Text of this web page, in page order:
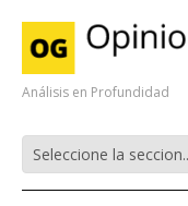
Análisis en Profundidad